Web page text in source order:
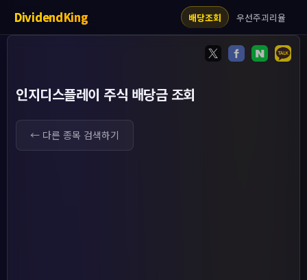
DividendKing 배당조회 우선주괴리율
인지디스플레이 주식 배당금 조회
← 다른 종목 검색하기